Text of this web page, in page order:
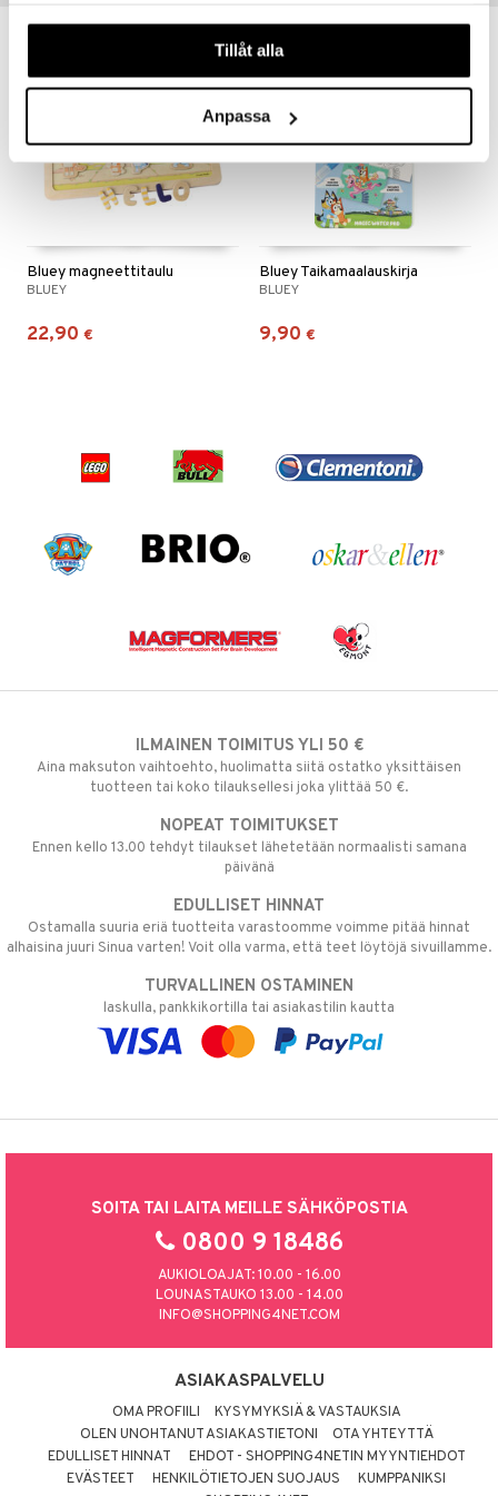
våra cookies vid fortsatt användande av vår webbplats.
Tillåt alla
Anpassa
Bluey magneettitaulu
BLUEY
22,90 €
Bluey Taikamaalauskirja
BLUEY
9,90 €
Mario
& Pesonen
ILMAINEN TOIMITUS YLI 50 €
Aina maksuton vaihtoehto, huolimatta siitä ostatko yksittäisen
tuotteen tai koko tilauksellesi joka ylittää 50 €.
NOPEAT TOIMITUKSET
Ennen kello 13.00 tehdyt tilaukset lähetetään normaalisti samana
päivänä
EDULLISET HINNAT
Ostamalla suuria eriä tuotteita varastoomme voimme pitää hinnat
alhaisina juuri Sinua varten! Voit olla varma, että teet löytöjä sivuillamme.
TURVALLINEN OSTAMINEN
laskulla, pankkikortilla tai asiakastilin kautta
SOITA TAI LAITA MEILLE SÄHKÖPOSTIA
0800 9 18486
AUKIOLOAJAT: 10.00 - 16.00
LOUNASTAUKO 13.00 - 14.00
INFO@SHOPPING4NET.COM
ASIAKASPALVELU
OMA PROFIILI
KYSYMYKSIÄ & VASTAUKSIA
OLEN UNOHTANUT ASIAKASTIETONI
OTA YHTEYTTÄ
EDULLISET HINNAT
EHDOT - SHOPPING4NETIN MYYNTIEHDOT
EVÄSTEET
HENKILÖTIETOJEN SUOJAUS
KUMPPANIKSI